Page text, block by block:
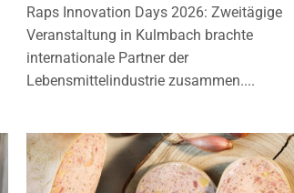
Raps Innovation Days 2026: Zweitägige
Veranstaltung in Kulmbach brachte
internationale Partner der
Lebensmittelindustrie zusammen....